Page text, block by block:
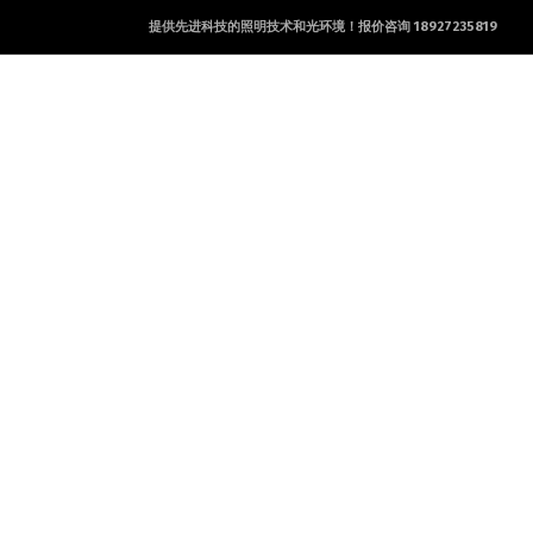
提供先进科技的照明技术和光环境！报价咨询 18927235819